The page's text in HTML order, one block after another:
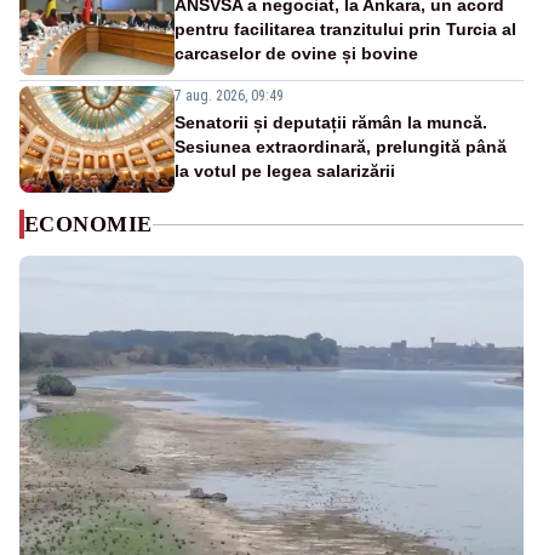
ANSVSA a negociat, la Ankara, un acord
pentru facilitarea tranzitului prin Turcia al
carcaselor de ovine și bovine
7 aug. 2026, 09:49
Senatorii și deputații rămân la muncă.
Sesiunea extraordinară, prelungită până
la votul pe legea salarizării
ECONOMIE